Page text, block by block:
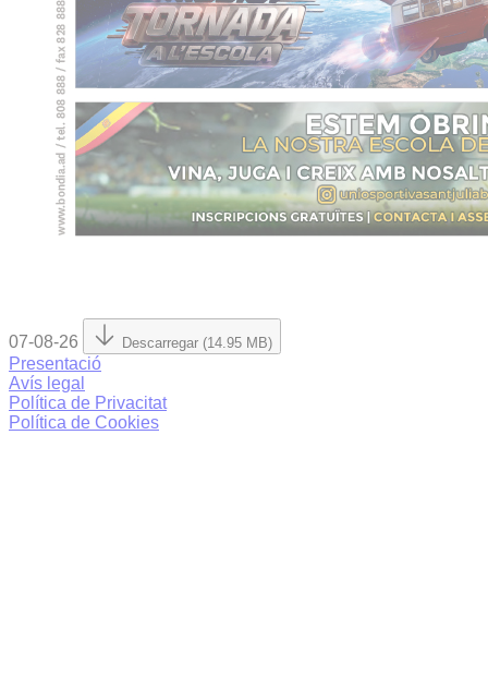
07-08-26 Descarregar (14.95 MB)
Presentació
Avís legal
Política de Privacitat
Política de Cookies